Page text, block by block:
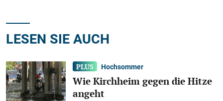
LESEN SIE AUCH
Hochsommer
Wie Kirchheim gegen die Hitze
angeht